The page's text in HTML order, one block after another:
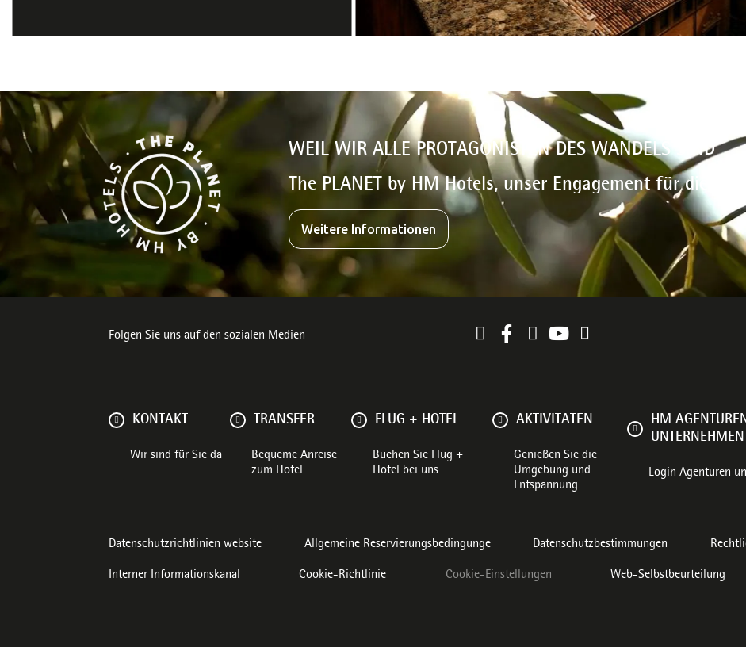
WEIL WIR ALLE PROTAGONISTEN DES WANDELS SIND
The PLANET by HM Hotels, unser Engagement für die
Weitere Informationen
Folgen Sie uns auf den sozialen Medien
KONTAKT
Wir sind für Sie da
TRANSFER
Bequeme Anreise
zum Hotel
FLUG + HOTEL
Buchen Sie Flug +
Hotel bei uns
AKTIVITÄTEN
Genießen Sie die
Umgebung und
Entspannung
HM
UNTERNEHMEN
Login Agenturen
Datenschutzrichtlinien website Allgemeine Reservierungsbedingunge Datenschutzbestimmungen
Interner Informationskanal Cookie-Richtlinie Cookie-Einstellungen Web-Selbstbeurteilung